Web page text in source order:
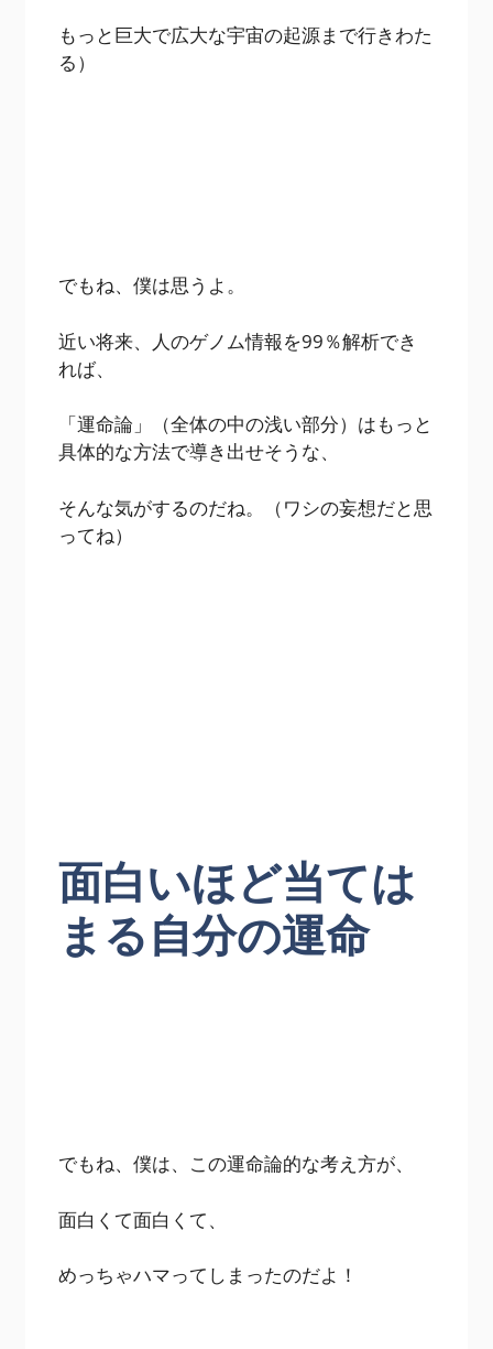
もっと巨大で広大な宇宙の起源まで行きわた
る）
でもね、僕は思うよ。
近い将来、人のゲノム情報を99％解析でき
れば、
「運命論」（全体の中の浅い部分）はもっと
具体的な方法で導き出せそうな、
そんな気がするのだね。（ワシの妄想だと思
ってね）
面白いほど当ては
まる自分の運命
でもね、僕は、この運命論的な考え方が、
面白くて面白くて、
めっちゃハマってしまったのだよ！